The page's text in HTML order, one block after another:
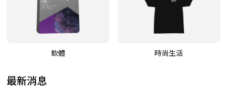
軟體 時尚生活
最新消息